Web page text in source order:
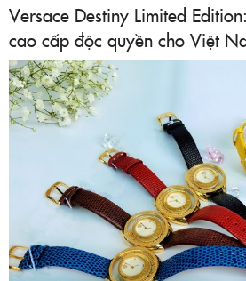
Versace Destiny Limited
cao cấp độc quyền cho Việt